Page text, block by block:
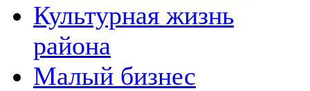
Культурная жизнь
района
Малый бизнес